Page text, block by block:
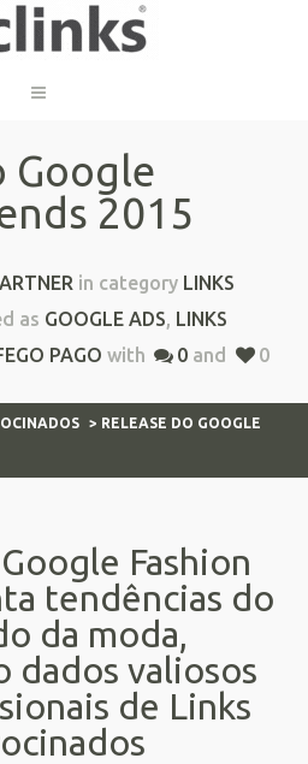
Google
2015
in category LINKS
as GOOGLE ADS, LINKS
PAGO with 0 and 0
> RELEASE DO GOOGLE
Fashion
tendências do
da moda,
dados valiosos
de Links